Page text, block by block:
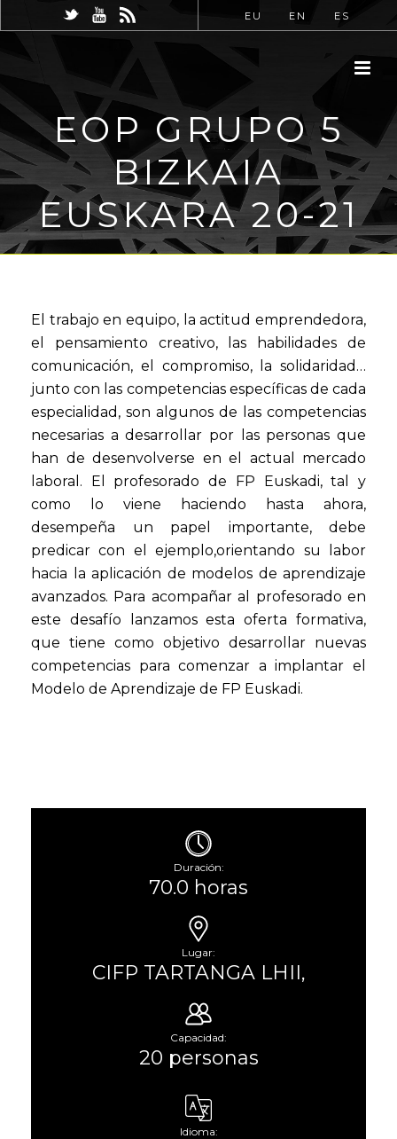
EU EN ES
EOP GRUPO 5
BIZKAIA
EUSKARA 20-21
El trabajo en equipo, la actitud emprendedora,
el pensamiento creativo, las habilidades de
comunicación, el compromiso, la solidaridad…
junto con las competencias específicas de cada
especialidad, son algunos de las competencias
necesarias a desarrollar por las personas que
han de desenvolverse en el actual mercado
laboral. El profesorado de FP Euskadi, tal y
como lo viene haciendo hasta ahora,
desempeña un papel importante, debe
predicar con el ejemplo,orientando su labor
hacia la aplicación de modelos de aprendizaje
avanzados. Para acompañar al profesorado en
este desafío lanzamos esta oferta formativa,
que tiene como objetivo desarrollar nuevas
competencias para comenzar a implantar el
Modelo de Aprendizaje de FP Euskadi.
Duración:
70.0 horas
Lugar:
CIFP TARTANGA LHII,
Capacidad:
20 personas
Idioma: